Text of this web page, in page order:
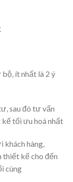
ít nhất là 2 ý
sau đó tư vấn
tối ưu hoá nhất
khách hàng,
thiết kế cho đến
cùng